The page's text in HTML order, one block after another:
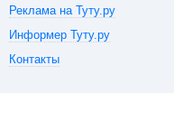
Реклама на Туту.ру
Информер Туту.ру
Контакты